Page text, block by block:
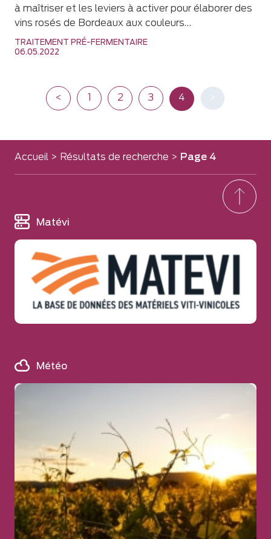
TRAITEMENT PRÉ-FERMENTAIRE
06.05.2022
à maîtriser et les leviers à activer pour élaborer des
vins rosés de Bordeaux aux couleurs…
< 1 2 3 4 >
Accueil > Résultats de recherche > Page 4
Matévi
Météo